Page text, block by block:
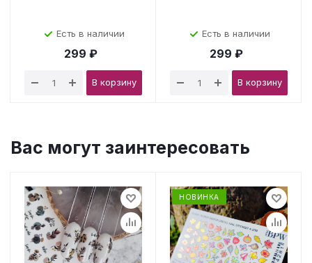
Есть в наличии
299 ₽
В корзину
Есть в наличии
299 ₽
В корзину
Вас могут заинтересовать
НОВИНКА